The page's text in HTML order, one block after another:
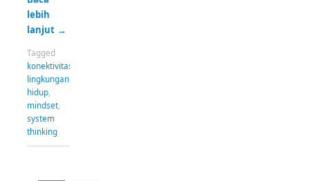
lebih
lanjut →
Tagged
konektivitas
lingkungan
hidup
mindset
system
thinking